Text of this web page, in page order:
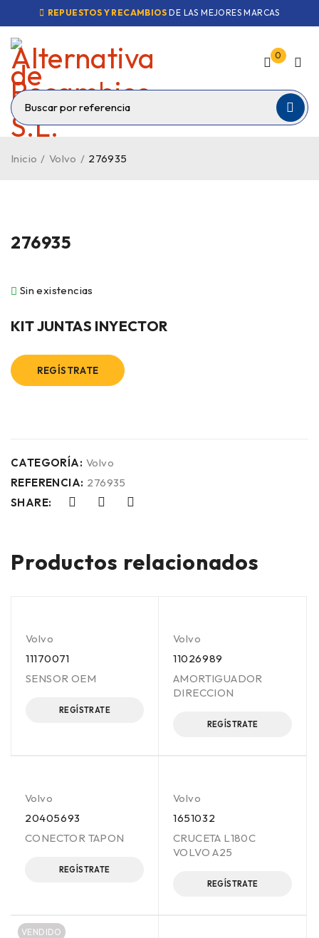
REPUESTOS Y RECAMBIOS DE LAS MEJORES MARCAS
0
Inicio / Volvo / 276935
276935
Sin existencias
KIT JUNTAS INYECTOR
REGÍSTRATE
CATEGORÍA: Volvo
REFERENCIA: 276935
SHARE:
Productos relacionados
Volvo
11170071
SENSOR OEM
REGÍSTRATE
Volvo
11026989
AMORTIGUADOR
DIRECCION
REGÍSTRATE
Volvo
20405693
CONECTOR TAPON
REGÍSTRATE
Volvo
1651032
CRUCETA L180C
VOLVO A25
REGÍSTRATE
VENDIDO